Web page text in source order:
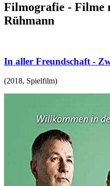
Filmografie - Filme
Rühmann
In aller Freundschaft -
(2018, Spielfilm)